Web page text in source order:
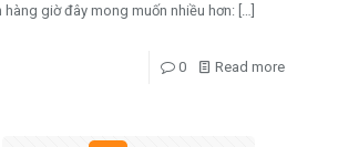
hàng giờ đây mong muốn nhiều hơn: […]
0 Read more